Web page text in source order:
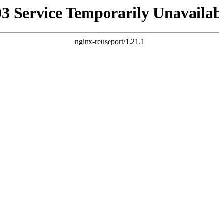
Service Temporarily
nginx-reuseport/1.21.1